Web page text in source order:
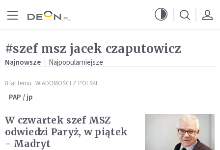
#szef msz jacek czaputowicz
Najnowsze Najpopularniejsze
8 lat temu WIADOMOŚCI Z POLSKI
PAP / jp
W czwartek szef MSZ
odwiedzi Paryż, w piątek
- Madryt